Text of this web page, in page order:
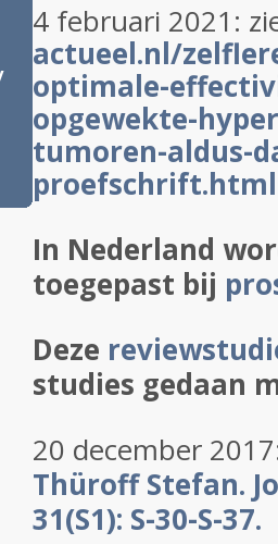
4 februari 2021:
actueel.nl/
optimale-
opgewekte-
tumoren-aldus-
proefschrift.html
In Nederland
toegepast bij
Deze
studies gedaan
20 december
Thüroff Stefan.
31(S1): S-30-S-37.